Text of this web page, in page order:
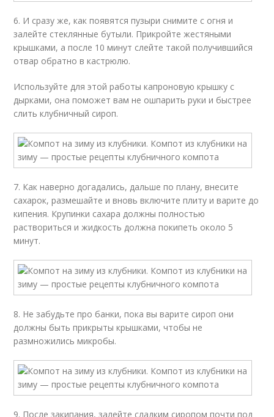
6. И сразу же, как появятся пузыри снимите с огня и
залейте стеклянные бутыли. Прикройте жестяными
крышками, а после 10 минут слейте такой получившийся
отвар обратно в кастрюлю.
Используйте для этой работы капроновую крышку с
дырками, она поможет вам не ошпарить руки и быстрее
слить клубничный сироп.
7. Как наверно догадались, дальше по плану, внесите
сахарок, размешайте и вновь включите плиту и варите до
кипения. Крупинки сахара должны полностью
раствориться и жидкость должна покипеть около 5
минут.
8. Не забудьте про банки, пока вы варите сироп они
должны быть прикрыты крышками, чтобы не
размножились микробы.
9. После закипания, залейте сладким сиропом почти под